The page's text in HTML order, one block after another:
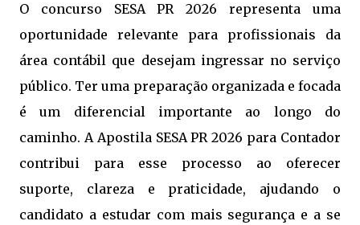
O concurso SESA PR 2026 representa uma
oportunidade relevante para profissionais da
área contábil que desejam ingressar no serviço
público. Ter uma preparação organizada e focada
é um diferencial importante ao longo do
caminho. A Apostila SESA PR 2026 para Contador
contribui para esse processo ao oferecer
suporte, clareza e praticidade, ajudando o
candidato a estudar com mais segurança e a se